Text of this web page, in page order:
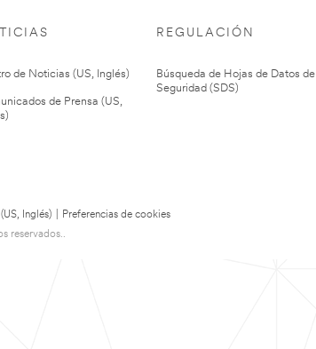
de Noticias (US, Inglés)
de Prensa (US,
REGULACIÓN
Búsqueda de Hojas de Datos de
Seguridad (SDS)
Inglés)
Preferencias de cookies
reservados..